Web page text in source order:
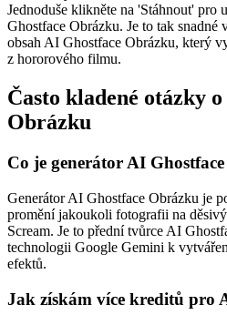
Jednoduše klikněte na 'Stáhnout' pro
Ghostface Obrázku. Je to tak
obsah AI Ghostface Obrázku, který
z hororového filmu.
Často kladené otázky
Obrázku
Co je generátor AI
Generátor AI Ghostface Obrázku je
promění jakoukoli fotografii na
Scream. Je to přední tvůrce AI
technologii Google Gemini k
efektů.
Jak získám více kreditů pro